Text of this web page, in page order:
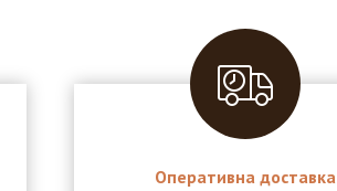
Оперативна доставка